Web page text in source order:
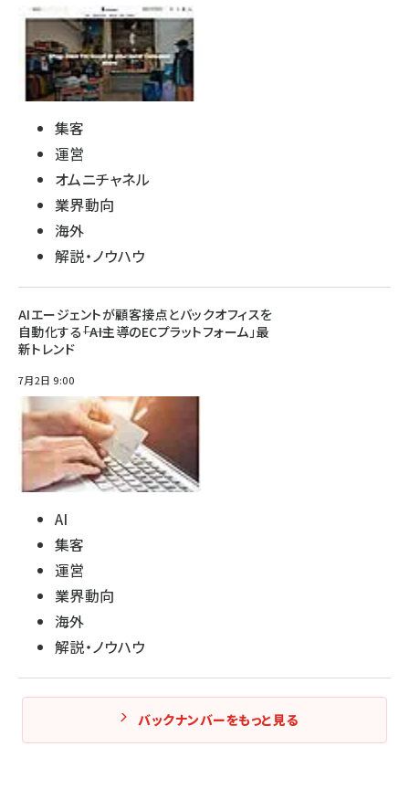
集客
運営
オムニチャネル
業界動向
海外
解説・ノウハウ
AIエージェントが顧客接点とバックオフィスを
自動化する――「AI主導のECプラットフォーム」最
新トレンド
7月2日 9:00
AI
集客
運営
業界動向
海外
解説・ノウハウ
バックナンバーをもっと見る